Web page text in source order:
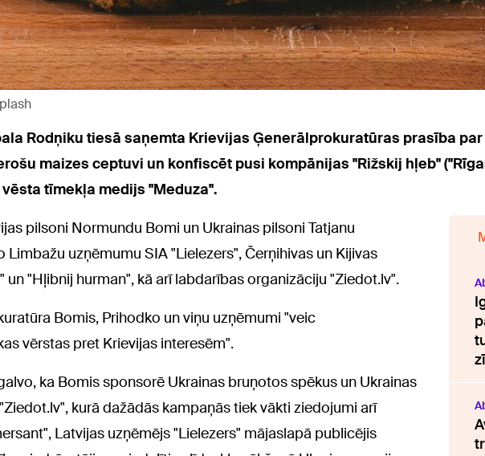
Rodņiku tiesā saņemta Krievijas Ģenerālprokuratūras prasība
maizes ceptuvi un konfiscēt pusi kompānijas "Rižskij hļeb"
tīmekļa medijs "Meduza".
pilsoni Normundu Bomi un Ukrainas pilsoni Tatjanu
uzņēmumu SIA "Lielezers", Čerņihivas un Kijivas
un "Hļibnij hurman", kā arī labdarības organizāciju "Ziedot.lv".
Bomis, Prihodko un viņu uzņēmumi "veic
vērstas pret Krievijas interesēm".
ka Bomis sponsorē Ukrainas bruņotos spēkus un Ukrainas
kurā dažādās kampaņās tiek vākti ziedojumi arī
Latvijas uzņēmējs "Lielezers" mājaslapā publicējis